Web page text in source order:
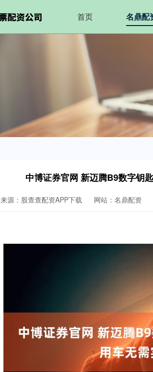
首页 名鼎配
中博证券官网 新迈腾B9数字钥
来源：股查查配资APP下载 网站：名鼎配资